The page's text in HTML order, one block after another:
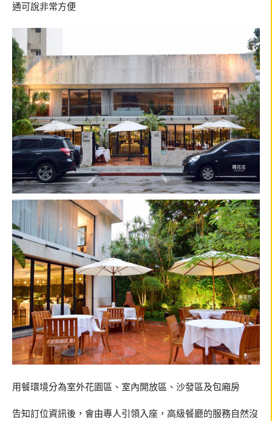
通可說非常方便
用餐環境分為室外花園區、室內開放區、沙發區及包廂房
告知訂位資訊後，會由專人引領入座，高級餐廳的服務自然沒